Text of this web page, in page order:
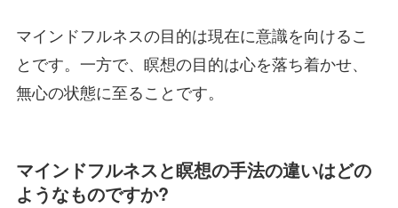
マインドフルネスの目的は現在に意識を向けるこ
とです。一方で、瞑想の目的は心を落ち着かせ、
無心の状態に至ることです。
マインドフルネスと瞑想の手法の違いはどの
ようなものですか?